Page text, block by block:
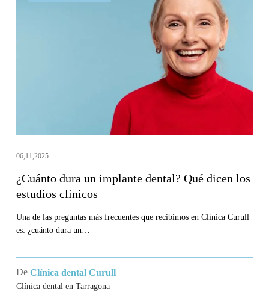
clínicos
06,11,2025
¿Cuánto dura un implante dental? Qué dicen los
estudios clínicos
Una de las preguntas más frecuentes que recibimos en Clínica Curull
es: ¿cuánto dura un…
De Clínica dental Curull
Clínica dental en Tarragona